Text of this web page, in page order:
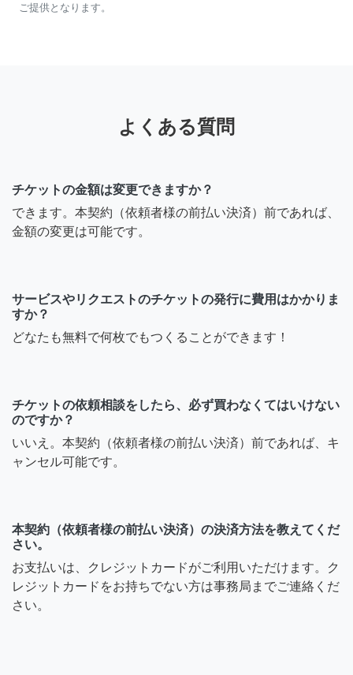
ご提供となります。
よくある質問
チケットの金額は変更できますか？
できます。本契約（依頼者様の前払い決済）前であれば、
金額の変更は可能です。
サービスやリクエストのチケットの発行に費用はかかりま
すか？
どなたも無料で何枚でもつくることができます！
チケットの依頼相談をしたら、必ず買わなくてはいけない
のですか？
いいえ。本契約（依頼者様の前払い決済）前であれば、キ
ャンセル可能です。
本契約（依頼者様の前払い決済）の決済方法を教えてくだ
さい。
お支払いは、クレジットカードがご利用いただけます。ク
レジットカードをお持ちでない方は事務局までご連絡くだ
さい。